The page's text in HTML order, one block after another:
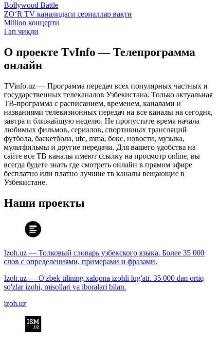
Bollywood Battle
ZO‘R TV каналидаги сериаллар вақти
Million концерти
Гап чиқди
О проекте TvInfo — Телепрограмма
онлайн
TVinfo.uz — Программа передач всех популярных частных и
государственных телеканалов Узбекистана. Только актуальная
ТВ-программа с расписанием, временем, каналами и
названиями телевизионных передач на все каналы на сегодня,
завтра и ближайшую неделю. Не пропустите время начала
любимых фильмов, сериалов, спортивных трансляций
футбола, баскетбола, ufc, mma, бокс, новости, музыка,
мультфильмы и другие передачи. Для вашего удобства на
сайте все ТВ каналы имеют ссылку на просмотр online, вы
всегда будете знать где смотреть онлайн в прямом эфире
бесплатно или платно лучшие тв каналы вещающие в
Узбекистане.
Наши проекты
Izoh.uz — Толковый словарь узбекского языка. Более 35 000
слов с определениями, примерами и фразами.
Izoh.uz — O'zbek tilining xalqona izohli lug'ati. 35 000 dan ortiq
so'zlar izohi, misollari va iboralari bilan.
izoh.uz